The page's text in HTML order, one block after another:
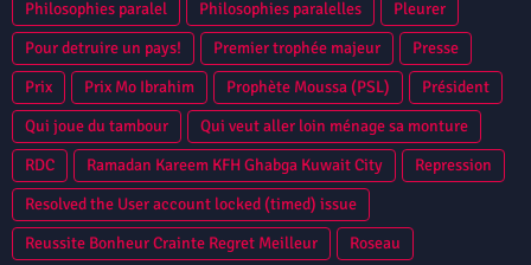
Niamey
Philosophies paralel Philosophies paralelles
Pleurer
Pour detruire un pays!
Premier trophée majeur
Presse
Prix
Prix Mo Ibrahim Prophète Moussa (PSL)
Président
Qui joue du tambour
Qui veut aller loin ménage sa monture
RDC
Ramadan Kareem KFH Ghabga Kuwait City
Repression
Resolved the User account locked (timed) issue
Reussite Bonheur Crainte Regret Meilleur
Roseau